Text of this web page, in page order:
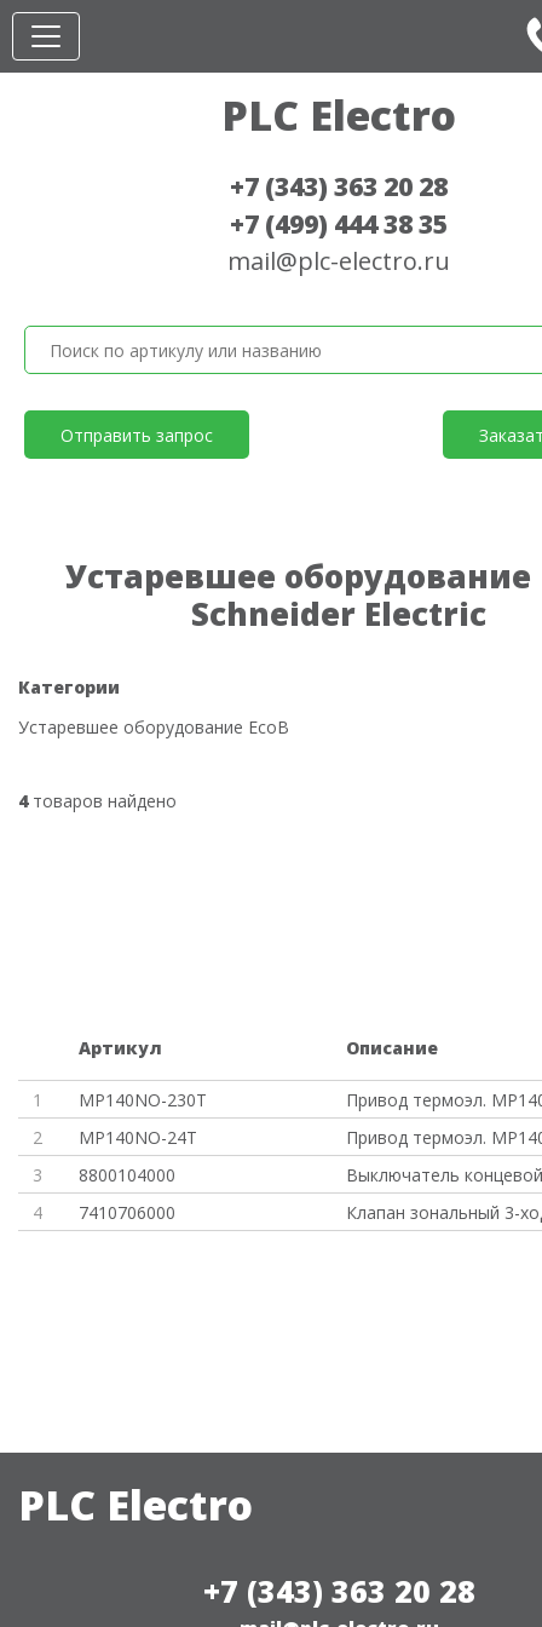
PLC Electro
+7 (343) 363 20 28
+7 (499) 444 38 35
mail@plc-electro.ru
Отправить запрос
Устаревшее оборудование
Schneider Electric
Категории
Устаревшее оборудование EcoB
4товаров найдено
Артикул Описание
1 MP140NO-230T
Привод термоэл.
2
MP140NO-24T
Привод термоэл.
3
8800104000
Выключатель
4
7410706000 Клапан зональный 3-
PLC Electro
+7 (343) 363 20 28